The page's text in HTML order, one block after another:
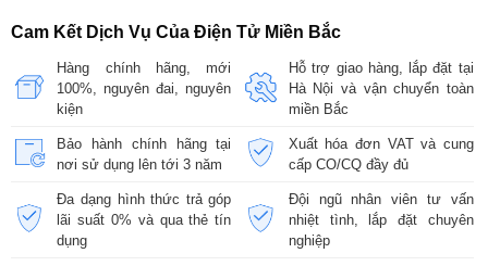
Cam Kết Dịch Vụ Của Điện Tử Miền Bắc
Hàng chính hãng, mới
100%, nguyên đai, nguyên
kiện
Hỗ trợ giao hàng, lắp đặt tại
Hà Nội và vận chuyển toàn
miền Bắc
Bảo hành chính hãng tại
nơi sử dụng lên tới 3 năm
Xuất hóa đơn VAT và cung
cấp CO/CQ đầy đủ
Đa dạng hình thức trả góp
lãi suất 0% và qua thẻ tín
dụng
Đội ngũ nhân viên tư vấn
nhiệt tình, lắp đặt chuyên
nghiệp